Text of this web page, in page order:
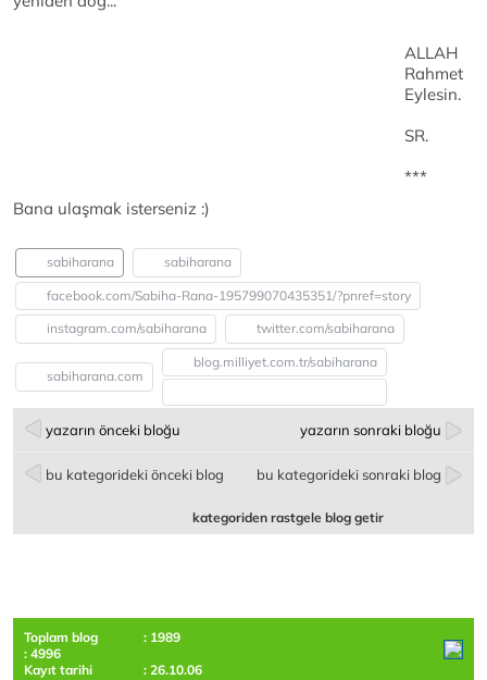
ALLAH
Rahmet
Eylesin.
SR.
***
Bana ulaşmak isterseniz :)
sabiharana sabiharana
facebook.com/Sabiha-Rana-195799070435351/?pnref=story
instagram.com/sabiharana twitter.com/sabiharana
sabiharana.com
blog.milliyet.com.tr/sabiharana
yazarın önceki bloğu yazarın sonraki bloğu
bu kategorideki önceki blog bu kategorideki sonraki blog
kategoriden rastgele blog getir
Toplam blog
: 1989
: 4996
Kayıt tarihi
: 26.10.06